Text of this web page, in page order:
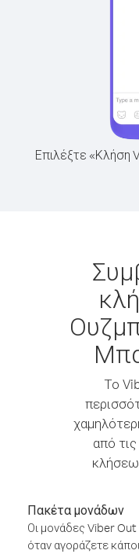
Επιλέξτε «Κλήση
Το
από
Πακέτα μονάδων
Οι μονάδες Viber
όταν αγοράζετε